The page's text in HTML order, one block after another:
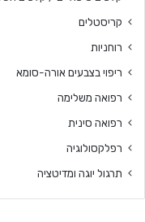
קריסטלים
רוחניות
ריפוי בצבעים אורה-סומא
רפואה משלימה
רפואה סינית
רפלקסולוגיה
תרגול יוגה ומדיטציה